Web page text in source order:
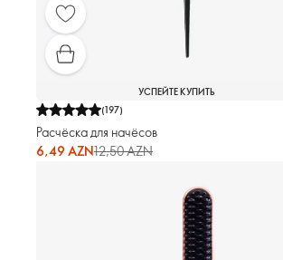
УСПЕЙТЕ КУПИТЬ
(197)
Расчёска для начёсов
6,49 AZN12,50 AZN